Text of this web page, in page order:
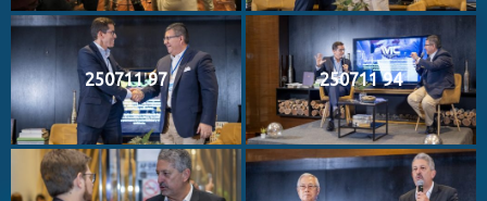
250711 97 250711 94